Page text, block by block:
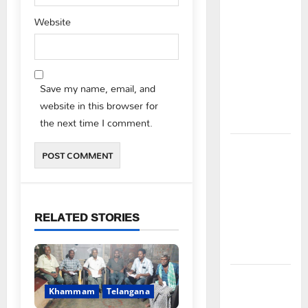
Website
Save my name, email, and
website in this browser for
the next time I comment.
RELATED STORIES
Khammam Telangana